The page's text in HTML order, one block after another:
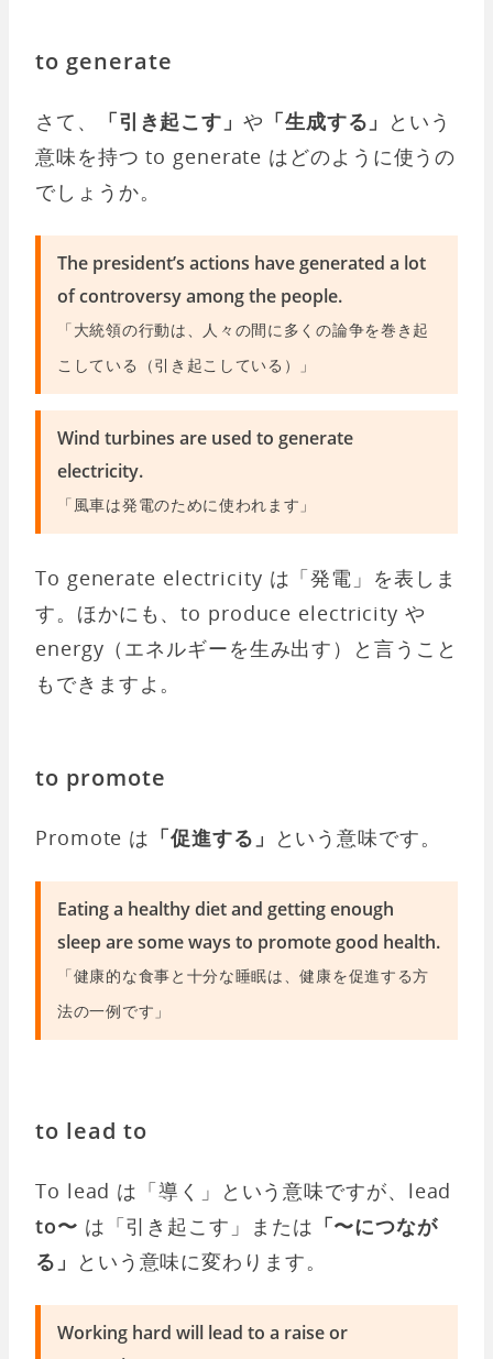
to generate
さて、 「引き起こす」や 「生成する」 という
意味を持つ to generate はどのように使うの
でしょうか。
The president’s actions have generated a lot
of controversy among the people.
「大統領の行動は、人々の間に多くの論争を巻き起
こしている（引き起こしている）」
Wind turbines are used to generate
electricity.
「風車は発電のために使われます」
To generate electricity は「発電」を表しま
す。ほかにも、to produce electricity や
energy（エネルギーを生み出す）と言うこと
もできますよ。
to promote
Promote は 「促進する」 という意味です。
Eating a healthy diet and getting enough
sleep are some ways to promote good health.
「健康的な食事と十分な睡眠は、健康を促進する方
法の一例です」
to lead to
To lead は「導く」という意味ですが、lead
to〜 は「引き起こす」または 「〜につなが
る」 という意味に変わります。
Working hard will lead to a raise or